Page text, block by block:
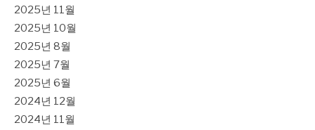
2025년 11월
2025년 10월
2025년 8월
2025년 7월
2025년 6월
2024년 12월
2024년 11월